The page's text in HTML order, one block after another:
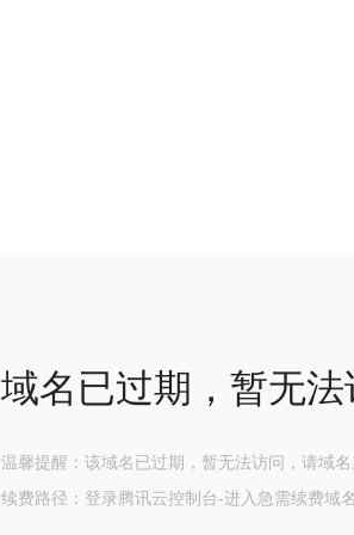
域名已过期，暂无法
温馨提醒：该域名已过期，暂无法访问，请域
续费路径：登录腾讯云控制台-进入急需续费域